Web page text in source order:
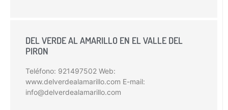
DEL VERDE AL AMARILLO EN EL VALLE DEL
PIRON
Teléfono: 921497502 Web:
www.delverdealamarillo.com E-mail:
info@delverdealamarillo.com